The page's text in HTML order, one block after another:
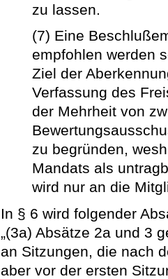
zu lassen.
(7) Eine
empfohlen werden
Ziel der
Verfassung des
der Mehrheit von
zu begründen,
Mandats als
wird nur an die
In § 6 wird folgender
„(3a) Absätze 2a und 3
an Sitzungen, die nach
aber vor der ersten